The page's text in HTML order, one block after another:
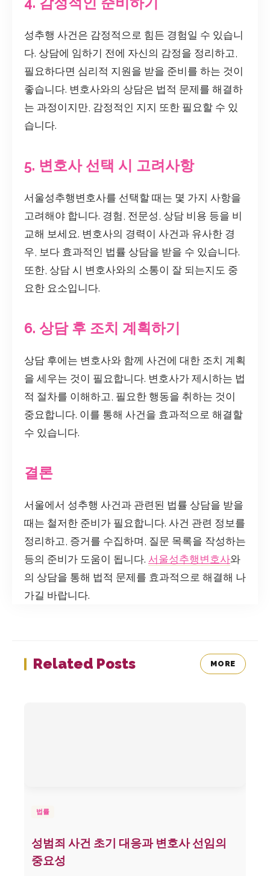
성추행 사건은 감정적으로 힘든 경험일 수 있습니
다. 상담에 임하기 전에 자신의 감정을 정리하고,
필요하다면 심리적 지원을 받을 준비를 하는 것이
좋습니다. 변호사와의 상담은 법적 문제를 해결하
는 과정이지만, 감정적인 지지 또한 필요할 수 있
습니다.
5. 변호사 선택 시 고려사항
서울성추행변호사를 선택할 때는 몇 가지 사항을
고려해야 합니다. 경험, 전문성, 상담 비용 등을 비
교해 보세요. 변호사의 경력이 사건과 유사한 경
우, 보다 효과적인 법률 상담을 받을 수 있습니다.
또한, 상담 시 변호사와의 소통이 잘 되는지도 중
요한 요소입니다.
6. 상담 후 조치 계획하기
상담 후에는 변호사와 함께 사건에 대한 조치 계획
을 세우는 것이 필요합니다. 변호사가 제시하는 법
적 절차를 이해하고, 필요한 행동을 취하는 것이
중요합니다. 이를 통해 사건을 효과적으로 해결할
수 있습니다.
결론
서울에서 성추행 사건과 관련된 법률 상담을 받을
때는 철저한 준비가 필요합니다. 사건 관련 정보를
정리하고, 증거를 수집하며, 질문 목록을 작성하는
등의 준비가 도움이 됩니다. 서울성추행변호사와
의 상담을 통해 법적 문제를 효과적으로 해결해 나
가길 바랍니다.
Related Posts MORE
법률
성범죄 사건 초기 대응과 변호사 선임의
중요성